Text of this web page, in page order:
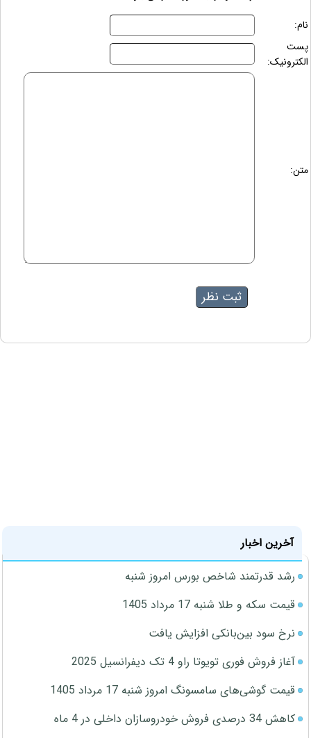
نام:
پست
الکترونیک:
متن:
آخرین اخبار
رشد قدرتمند شاخص بورس امروز شنبه
قیمت سکه و طلا شنبه 17 مرداد 1405
نرخ سود بین‌بانکی افزایش یافت
آغاز فروش فوری تویوتا راو 4 تک دیفرانسیل 2025
قیمت گوشی‌های سامسونگ امروز شنبه 17 مرداد 1405
کاهش 34 درصدی فروش خودروسازان داخلی در 4 ماه